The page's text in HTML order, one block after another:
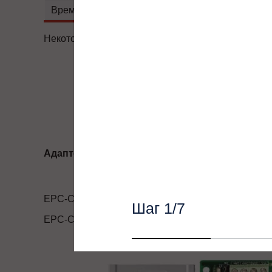
Время разгона/торможения, сек:
Некоторые характеристики товара могут
Адаптеры протоколов
EPC-CM2
EPC-CM3
Шаг 1/7